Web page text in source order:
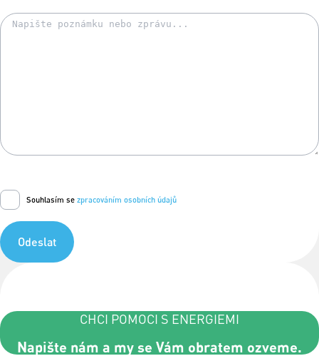
Souhlasím se zpracováním osobních údajů
Odeslat
CHCI POMOCI S ENERGIEMI
Napište nám a my se Vám obratem ozveme.